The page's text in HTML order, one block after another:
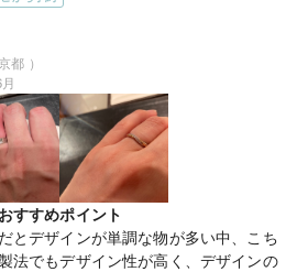
地がふわふわで指輪の違和感が一切感
常的に使うものなのと、仕事がデスク
和感のないものが気に入りました。日
ていて無難です。
典情報
特典／11時～13時までのご来店でさらに
都 ）
すすめポイント
とデザインが単調な物が多い中、こち
法でもデザイン性が高く、デザインの